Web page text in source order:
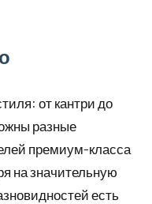
от кантри до
разные
премиум-класса
на значительную
есть